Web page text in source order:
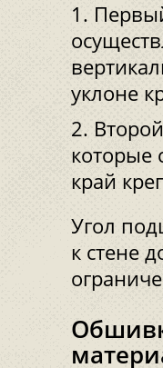
уклоне
которые
край
Угол
к стене